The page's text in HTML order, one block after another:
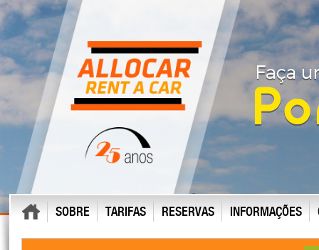
SOBRE TARIFAS RESERVAS INFORMAÇÕES